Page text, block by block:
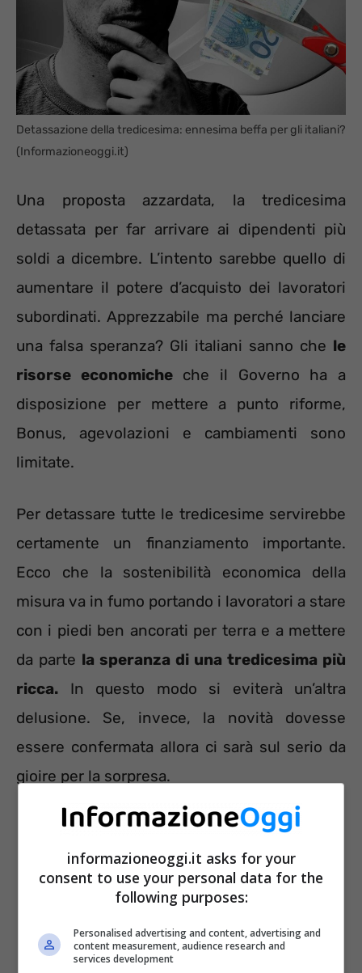
Detassazione della tredicesima: ennesima beffa per gli italiani?
(Informazioneoggi.it)
Una proposta azzardata, la tredicesima
detassata per far arrivare ai dipendenti più
soldi a dicembre. L’intento sarebbe quello di
aumentare il potere d’acquisto dei lavoratori
subordinati. Apprezzabile ma perché lanciare
una falsa speranza? Gli italiani sanno che le
risorse economicheche il Governo ha a
disposizione per mettere a punto riforme,
Bonus, agevolazioni e cambiamenti sono
limitate.
Per detassare tutte le tredicesime servirebbe
certamente un finanziamento importante.
Ecco che la sostenibilità economica della
misura va in fumo portando i lavoratori a stare
con i piedi ben ancorati per terra e a mettere
da parte la speranza di una tredicesima più
ricca. In questo modo si eviterà un’altra
delusione. Se, invece, la novità dovesse
essere confermata allora ci sarà sul serio da
gioire per la sorpresa.
informazioneoggi.it asks for your
consent to use your personal data for the
following purposes:
Personalised advertising and content, advertising and
content measurement, audience research and
services development